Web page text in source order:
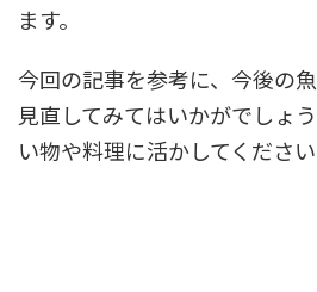
ます。
今回の記事を参考に、今後の
見直してみてはいかがでしょ
い物や料理に活かしてください